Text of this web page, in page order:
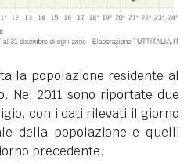
la popolazione residente al
Nel 2011 sono riportate due
con i dati rilevati il giorno
della popolazione e quelli
precedente.